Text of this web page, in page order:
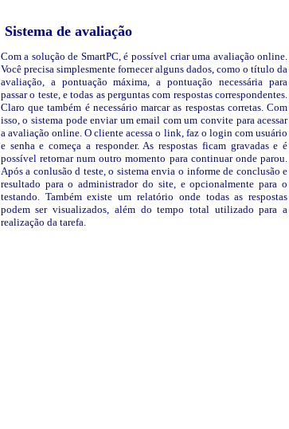
Sistema de avaliação
Com a solução de SmartPC, é possível criar uma avaliação online.
Você precisa simplesmente fornecer alguns dados, como o título da
avaliação, a pontuação máxima, a pontuação necessária para
passar o teste, e todas as perguntas com respostas correspondentes.
Claro que também é necessário marcar as respostas corretas. Com
isso, o sistema pode enviar um email com um convite para acessar
a avaliação online. O cliente acessa o link, faz o login com usuário
e senha e começa a responder. As respostas ficam gravadas e é
possível retornar num outro momento para continuar onde parou.
Após a conlusão d teste, o sistema envia o informe de conclusão e
resultado para o administrador do site, e opcionalmente para o
testando. Também existe um relatório onde todas as respostas
podem ser visualizados, além do tempo total utilizado para a
realização da tarefa.